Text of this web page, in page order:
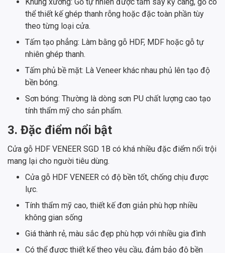
thể thiết kế ghép thanh rỗng hoặc đặc toàn phần tùy
theo từng loại cửa.
Tấm tạo phẳng: Làm bằng gỗ HDF, MDF hoặc gỗ tự
nhiên ghép thanh.
Tấm phủ bề mặt: Là Veneer khác nhau phủ lên tạo độ
bền bóng.
Sơn bóng: Thường là dòng sơn PU chất lượng cao tạo
tính thẩm mỹ cho sản phẩm.
3. Đặc điểm nổi bật
Cửa gỗ HDF VENEER SGD 1B có khá nhiều đặc điểm nổi trội
mang lại cho người tiêu dùng.
Cửa gỗ HDF VENEER có độ bền tốt, chống chịu được
lực.
Tính thẩm mỹ cao, thiết kế đơn giản phù hợp nhiều
không gian sống
Giá thành rẻ, màu sắc đẹp phù hợp với nhiều gia đình
Có thể được thiết kế theo yêu cầu, đảm bảo độ bền